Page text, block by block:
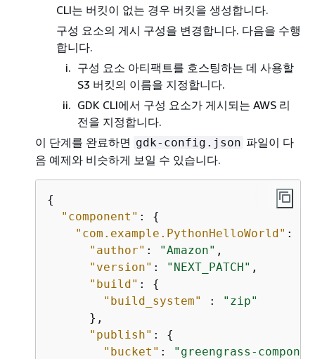
CLI는 버킷이 없는 경우 버킷을 생성합니다.
구성 요소의 게시 구성을 변경합니다. 다음을 수행
합니다.
구성 요소 아티팩트를 호스팅하는 데 사용할
S3 버킷의 이름을 지정합니다.
GDK CLI에서 구성 요소가 게시되는 AWS 리
전을 지정합니다.
이 단계를 완료하면 gdk-config.json 파일이 다
음 예제와 비슷하게 보일 수 있습니다.
{
"component" : {
"com.example.PythonHelloWorld" :
"author" : "Amazon" ,
"version" : "NEXT_PATCH" ,
"build" : {
"build_system"
:
"zip"
      },
"publish" : {
"bucket" : "greengrass-